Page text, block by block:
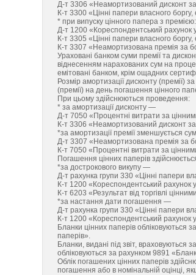
Д-т 3306 «Неамортизований дисконт
К-т 3300 «Цінні папери власного боргу,
* при випуску цінного папера з премією:
Д-т 1200 «Кореспондентський рахунок
К-т 3305 «Цінні папери власного боргу,
К-т 3307 «Неамортизована премія за
Ураховані банком суми премії та
віднесенням нарахованих сум на
емітовані банком, крім ощадних
Розмір амортизації дисконту
(премії) на день погашення цінного
При цьому здійснюються проведення:
* за амортизації дисконту —
Д-т 7050 «Процентні витрати за
К-т 3306 «Неамортизований дисконт
*за амортизації премії зменшується
Д-т 3307 «Неамортизована премія за
К-т 7050 «Процентні витрати за
Погашення цінних паперів
*за дострокового викупу —
Д-т рахунка групи 330 «Цінні папери
К-т 1200 «Кореспондентський рахунок
К-т 6203 «Результат від торгівлі
*за настання дати погашення —
Д-т рахунка групи 330 «Цінні папери
К-т 1200 «Кореспондентський рахунок
Бланки цінних паперів обліковуються
паперів».
Бланки, видані під звіт, враховуються
обліковуються за рахунком 9891
Облік погашених цінних паперів
погашення або в номінальній оцінці,